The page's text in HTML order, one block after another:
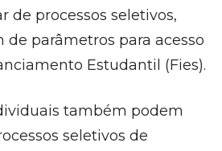
de processos seletivos,
de parâmetros para acesso
Estudantil (Fies).
também podem
seletivos de